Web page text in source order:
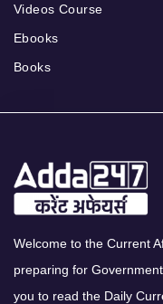
Videos Course
Ebooks
Books
Welcome to the Current
preparing for
you to read the Daily